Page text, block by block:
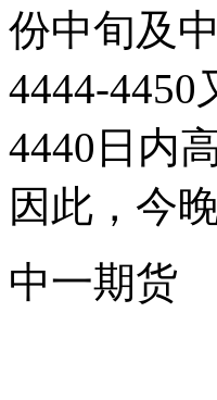
份中旬及
4444-
4440日内
因此，今
中一期货